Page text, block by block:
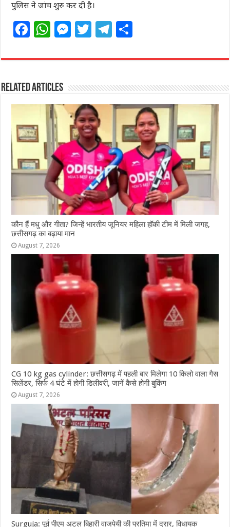
पुलिस ने जांच शुरु कर दी है।
F
c
e
b
o
o
k
W
at
s
A
p
p
M
ss
n
g
e
r
T
itt
r
T
e
ra
m
ar
Related Articles
कौन हैं मधु और गीता? जिन्हें भारतीय जूनियर महिला हॉकी टीम में मिली जगह,
छत्तीसगढ़ का बढ़ाया मान
August 7, 2026
CG 10 kg gas cylinder: छत्तीसगढ़ में पहली बार मिलेगा 10 किलो वाला गैस
सिलेंडर, सिर्फ 4 घंटे में होगी डिलीवरी, जानें कैसे होगी बुकिंग
August 7, 2026
Surguja: पूर्व पीएम अटल बिहारी वाजपेयी की प्रतिमा में दरार, विधायक